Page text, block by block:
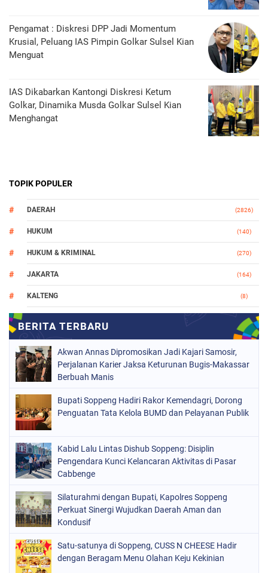
Pengamat : Diskresi DPP Jadi Momentum
Krusial, Peluang IAS Pimpin Golkar Sulsel Kian
Menguat
IAS Dikabarkan Kantongi Diskresi Ketum
Golkar, Dinamika Musda Golkar Sulsel Kian
Menghangat
TOPIK POPULER
DAERAH (2826)
HUKUM (140)
HUKUM & KRIMINAL (270)
JAKARTA (164)
KALTENG (8)
(112)
NASIONAL (966)
ORGANISASI
PERISTIWA
(226)
POLRI
SOPPENG
SULSEL
Akwan Annas Dipromosikan Jadi Kajari Samosir,
Perjalanan Karier Jaksa Keturunan Bugis-Makassar
Berbuah Manis
Bupati Soppeng Hadiri Rakor Kemendagri, Dorong
Penguatan Tata Kelola BUMD dan Pelayanan Publik
Kabid Lalu Lintas Dishub Soppeng: Disiplin
Pengendara Kunci Kelancaran Aktivitas di Pasar
Cabbenge
Silaturahmi dengan Bupati, Kapolres Soppeng
Perkuat Sinergi Wujudkan Daerah Aman dan
Kondusif
Satu-satunya di Soppeng, CUSS N CHEESE Hadir
dengan Beragam Menu Olahan Keju Kekinian